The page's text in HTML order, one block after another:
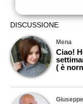
DISCUSSIONE
Mena
Ciao!
( è